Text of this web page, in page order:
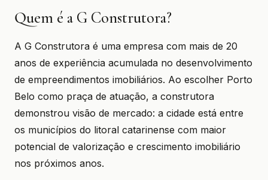
Quem é a G Construtora?
A G Construtora é uma empresa com mais de 20
anos de experiência acumulada no desenvolvimento
de empreendimentos imobiliários. Ao escolher Porto
Belo como praça de atuação, a construtora
demonstrou visão de mercado: a cidade está entre
os municípios do litoral catarinense com maior
potencial de valorização e crescimento imobiliário
nos próximos anos.